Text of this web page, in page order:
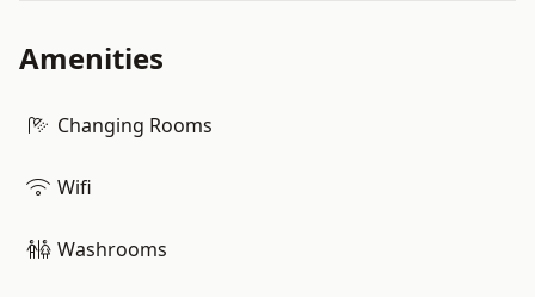
Amenities
Changing Rooms
Wifi
Washrooms